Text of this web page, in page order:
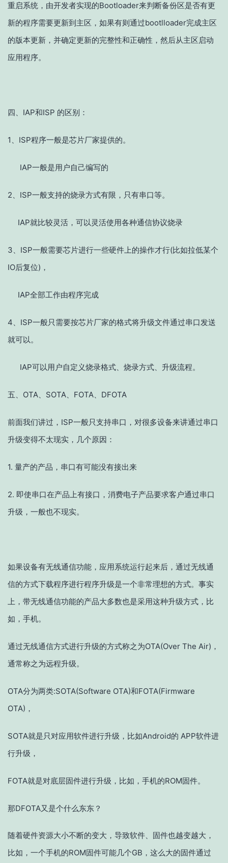
重启系统， 由开发者实现的Bootloader来判断备份区是否有更
新的程序需要更新到主区，如果有则通过bootlloader完成主区
的版本更新，并确定更新的完整性和正确性，然后从主区启动
应用程序。
四、IAP和ISP 的区别：
1、ISP程序一般是芯片厂家提供的。
IAP一般是用户自己编写的
2、ISP一般支持的烧录方式有限，只有串口等。
IAP就比较灵活，可以灵活使用各种通信协议烧录
3、ISP一般需要芯片进行一些硬件上的操作才行(比如拉低某个
IO后复位)，
IAP全部工作由程序完成
4、ISP一般只需要按芯片厂家的格式将升级文件通过串口发送
就可以。
IAP可以用户自定义烧录格式、烧录方式、升级流程。
五、OTA、SOTA、FOTA、DFOTA
前面我们讲过，ISP一般只支持串口，对很多设备来讲通过串口
升级变得不太现实，几个原因：
1. 量产的产品，串口有可能没有接出来
2. 即使串口在产品上有接口，消费电子产品要求客户通过串口
升级，一般也不现实。
如果设备有无线通信功能，应用系统运行起来后，通过无线通
信的方式下载程序进行程序升级是一个非常理想的方式。事实
上，带无线通信功能的产品大多数也是采用这种升级方式，比
如，手机。
通过无线通信方式进行升级的方式称之为OTA(Over The Air)，
通常称之为远程升级。
OTA分为两类:SOTA(Software OTA)和FOTA(Firmware
OTA)，
SOTA就是只对应用软件进行升级，比如Android的 APP软件进
行升级，
FOTA就是对底层固件进行升级，比如，手机的ROM固件。
那DFOTA又是个什么东东？
随着硬件资源大小不断的变大，导致软件、固件也越变越大，
比如，一个手机的ROM固件可能几个GB，这么大的固件通过